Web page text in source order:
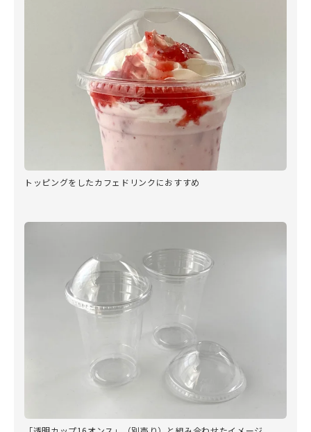
トッピングをしたカフェドリンクにおすすめ